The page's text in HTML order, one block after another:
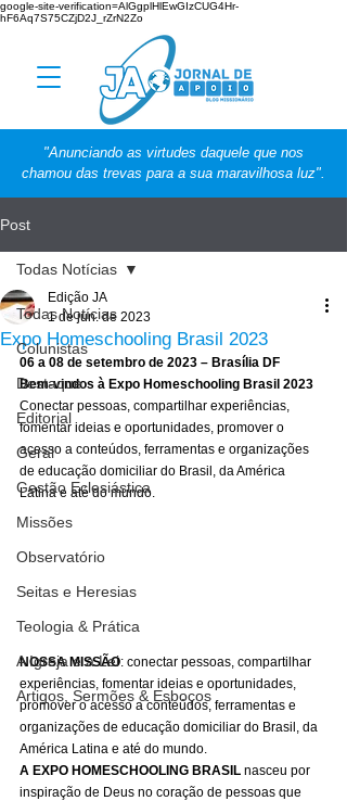
google-site-verification=AlGgplHlEwGIzCUG4Hr-
hF6Aq7S75CZjD2J_rZrN2Zo
"Anunciando as virtudes daquele que nos
chamou das trevas para a sua maravilhosa luz".
Post
Todas Notícias
Colunistas
Destaque
Editorial
Geral
Gestão Eclesiástica
Missões
Observatório
Seitas e Heresias
Teologia & Prática
A Igreja e a Lei
Artigos, Sermões & Esboços
Todas Notícias
Expo Homeschooling Brasil 2023
Edição JA
1 de jun. de 2023
06 a 08 de setembro de 2023 – Brasília DF
Bem-vindos à Expo Homeschooling Brasil 2023
Conectar pessoas, compartilhar experiências,
fomentar ideias e oportunidades, promover o
acesso a conteúdos, ferramentas e organizações
de educação domiciliar do Brasil, da América
Latina e até do mundo.
NOSSA MISSÃO: conectar pessoas, compartilhar
experiências, fomentar ideias e oportunidades,
promover o acesso a conteúdos, ferramentas e
organizações de educação domiciliar do Brasil, da
América Latina e até do mundo.
A EXPO HOMESCHOOLING BRASIL nasceu por
inspiração de Deus no coração de pessoas que